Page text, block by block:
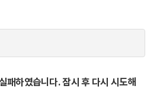
패하였습니다. 잠시 후 다시 시도해